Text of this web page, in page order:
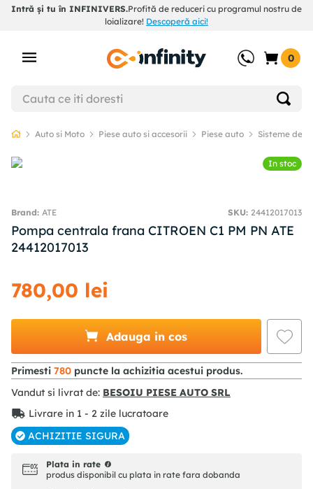
Intră și tu în INFINIVERS.Profită de reduceri cu programul nostru de
loializare! Descoperă aici!
0
Auto si Moto Piese auto si accesorii Piese auto Sisteme de
In stoc
ATE SKU: 24412017013
Pompa centrala frana CITROEN C1 PM PN ATE
24412017013
780,00 lei
Adauga in cos
Primesti 780 puncte la achizitia acestui produs.
Vandut si livrat de: BESOIU PIESE AUTO SRL
Livrare in 1 - 2 zile lucratoare
ACHIZITIE SIGURA
Plata in rate
produs disponibil cu plata in rate fara dobanda